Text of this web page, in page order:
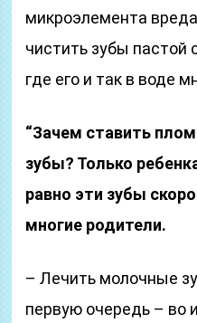
микроэлемента
чистить зубы пастой
где его и так в воде
“Зачем ставить
зубы? Только
равно эти зубы
многие родители.
– Лечить молочные
первую очередь – во